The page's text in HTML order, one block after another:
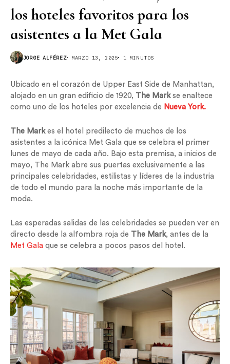
los hoteles favoritos para los
asistentes a la Met Gala
JORGE ALFÉREZ MARZO 13, 2025 1 MINUTOS
Ubicado en el corazón de Upper East Side de Manhattan,
alojado en un gran edificio de 1920, The Markse enaltece
como uno de los hoteles por excelencia de Nueva York.
The Mark es el hotel predilecto de muchos de los
asistentes a la icónica Met Gala que se celebra el primer
lunes de mayo de cada año. Bajo esta premisa, a inicios de
mayo, The Mark abre sus puertas exclusivamente a las
principales celebridades, estilistas y líderes de la industria
de todo el mundo para la noche más importante de la
moda.
Las esperadas salidas de las celebridades se pueden ver en
directo desde la alfombra roja de The Mark, antes de la
Met Gala que se celebra a pocos pasos del hotel.